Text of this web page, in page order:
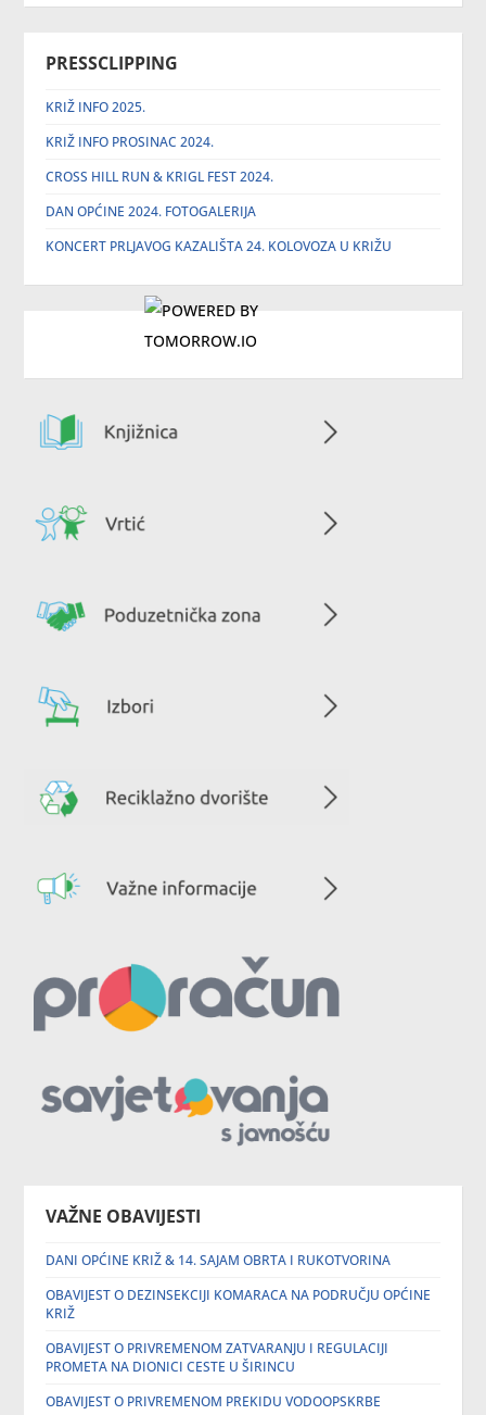
PRESSCLIPPING
KRIŽ INFO 2025.
KRIŽ INFO PROSINAC 2024.
CROSS HILL RUN & KRIGL FEST 2024.
DAN OPĆINE 2024. FOTOGALERIJA
KONCERT PRLJAVOG KAZALIŠTA 24. KOLOVOZA U KRIŽU
VAŽNE OBAVIJESTI
DANI OPĆINE KRIŽ & 14. SAJAM OBRTA I RUKOTVORINA
OBAVIJEST O DEZINSEKCIJI KOMARACA NA PODRUČJU OPĆINE
KRIŽ
OBAVIJEST O PRIVREMENOM ZATVARANJU I REGULACIJI
PROMETA NA DIONICI CESTE U ŠIRINCU
OBAVIJEST O PRIVREMENOM PREKIDU VODOOPSKRBE